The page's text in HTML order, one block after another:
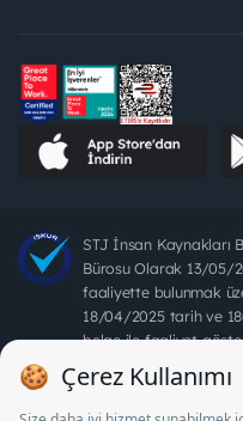
STJ İnsan Kaynakları
Bürosu Olarak 13/05/
faaliyette bulunmak
18/04/2025 tarih ve
belge ile faaliyet
arayanlardan ücret